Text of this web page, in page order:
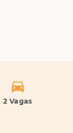
2 Vagas